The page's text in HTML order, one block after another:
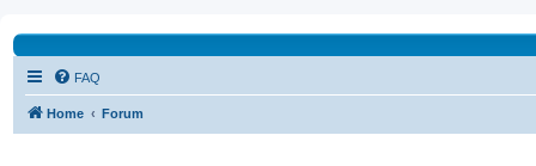
FAQ
Home Forum